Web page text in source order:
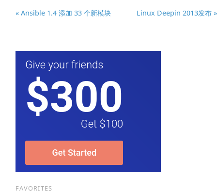
« Ansible 1.4 添加 33 个新模块 Linux Deepin 2013发布 »
FAVORITES